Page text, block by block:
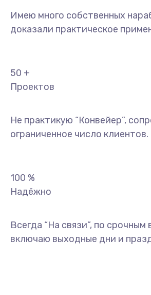
Имею много собственных
доказали практическое
50 +
Проектов
Не практикую “Конвейер”,
ограниченное число клиентов.
100 %
Надёжно
Всегда “На связи”, по срочным
включаю выходные дни и